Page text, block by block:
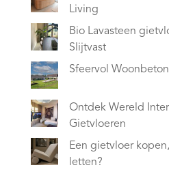
Living
Bio Lavasteen
Slijtvast
Sfeervol
Ontdek Wereld
Gietvloeren
Een gietvloer
letten?